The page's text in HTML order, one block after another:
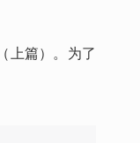
上篇）。为了